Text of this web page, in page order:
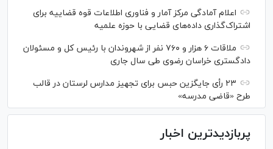
اعلام آمادگی مرکز آمار و فناوری اطلاعات قوه قضاییه برای
اشتراک‌گذاری داده‌های قضایی با حوزه علمیه
ملاقات ۶ هزار و ۷۶۰ نفر از شهروندان با رئیس کل و مسئولان
دادگستری خراسان رضوی طی سال جاری
۲۳ رأی جایگزین حبس برای تجهیز مدارس لرستان در قالب
طرح «قاضی مدرسه»
پربازدیدترین اخبار